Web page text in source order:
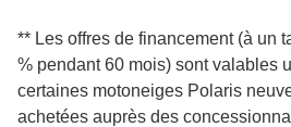
** Les offres de financement (à un
% pendant 60 mois) sont valables
certaines motoneiges Polaris
achetées auprès des